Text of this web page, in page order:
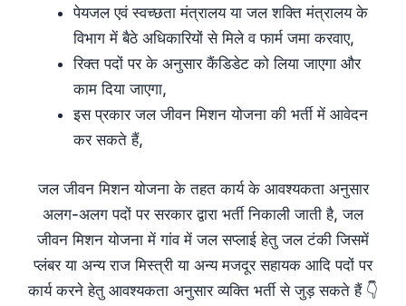
पेयजल एवं स्वच्छता मंत्रालय या जल शक्ति मंत्रालय के
विभाग में बैठे अधिकारियों से मिले व फार्म जमा करवाए,
रिक्त पदों पर के अनुसार कैंडिडेट को लिया जाएगा और
काम दिया जाएगा,
इस प्रकार जल जीवन मिशन योजना की भर्ती में आवेदन
कर सकते हैं,
जल जीवन मिशन योजना के तहत कार्य के आवश्यकता अनुसार
अलग-अलग पदों पर सरकार द्वारा भर्ती निकाली जाती है, जल
जीवन मिशन योजना में गांव में जल सप्लाई हेतु जल टंकी जिसमें
प्लंबर या अन्य राज मिस्त्री या अन्य मजदूर सहायक आदि पदों पर
कार्य करने हेतु आवश्यकता अनुसार व्यक्ति भर्ती से जुड़ सकते हैं 👇